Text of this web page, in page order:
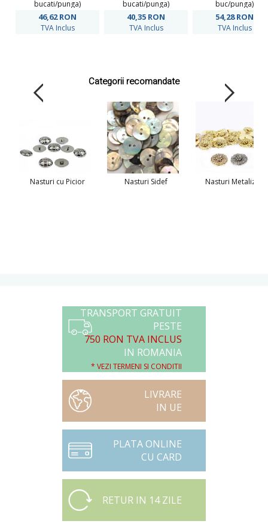
bucati/punga)
46,62RON
TVA Inclus
bucati/punga)
40,35 RON
TVA Inclus
buc/punga)
54,28RON
TVA Inclus
Categorii recomandate
Nasturi cu Picior Nasturi Sidef Nasturi Metalizati
TRANSPORT GRATUIT
PESTE
750 RON TVA INCLUS
IN ROMANIA
* VEZI TERMENI SI CONDITII
LIVRARE
IN UE
PLATA ONLINE
CU CARD
RETUR IN 14 ZILE